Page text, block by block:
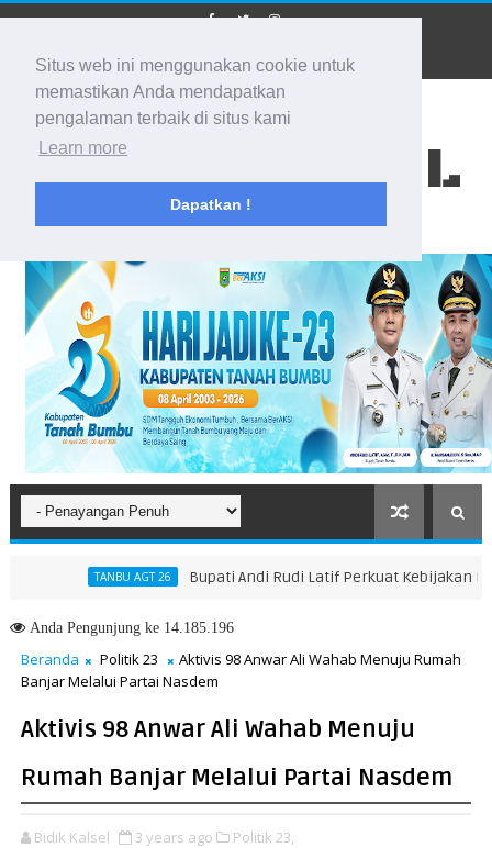
Situs web ini menggunakan cookie untuk
memastikan Anda mendapatkan
pengalaman terbaik di situs kami
Learn more
Dapatkan !
BIDIK KALSEL
Membidik Ke Segala Arah
TANBU AGT 26 Bupati Andi Rudi Latif Perkuat Kebijakan
AndaPengunjung ke 14.185.196
Beranda Politik 23
Aktivis 98 Anwar Ali Wahab Menuju Rumah
Banjar Melalui Partai Nasdem
Aktivis 98 Anwar Ali Wahab Menuju
Rumah Banjar Melalui Partai Nasdem
Bidik Kalsel 3 years ago Politik 23,